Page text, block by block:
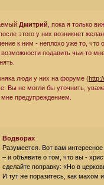
Дмитрий , пока я только
этого у них возникнет
к ним - неплохо уже то, что
возможности подавить чьи-то
люди у них на форуме (
Вы не могли бы уточнить,
мне предупреждением.
Водворах
Разумеется. Вот вам
– и объявите о том, что вы -
сделайте поправку: «Но в
И тут же поразитесь, как махом